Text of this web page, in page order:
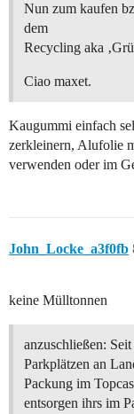
Nun zum kaufen
dem
Recycling aka
Ciao maxet.
Kaugummi einfach
zerkleinern, Alufolie
verwenden oder im
John_Locke_a3f0fb
keine Mülltonnen
anzuschließen:
Parkplätzen an
Packung im
entsorgen ihrs im